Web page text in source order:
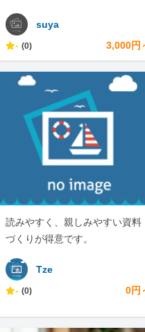
suya
- (0) 3,000円
読みやすく、親しみやすい資料
づくりが得意です。
Tze
- (0) 0円